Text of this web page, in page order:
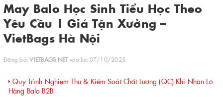
May Balo Học Sinh Tiểu Học Theo
Yêu Cầu | Giá Tận Xưởng –
VietBags Hà Nội
Đăng bởiVIETBAGS NETvào lúc 07/10/2025
Quy Trình Nghiệm Thu & Kiểm Soát Chất Lượng (QC) Khi Nhận Lô
Hàng Balo B2B